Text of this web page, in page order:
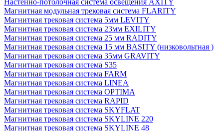
Настенно-потолочная система освещения AXITY
Магнитная модульная трековая система FLARITY
Магнитная трековая система 5мм LEVITY
Магнитная трековая система 23мм EXILITY
Магнитная трековая система 25 мм RADITY
Магнитная трековая система 15 мм BASITY (низковольтная )
Магнитная трековая система 35мм GRAVITY
Магнитная трековая система S35
Магнитная трековая система FARM
Магнитная трековая система LINEA
Магнитная трековая система OPTIMA
Магнитная трековая система RAPID
Магнитная трековая система SKYFLAT
Магнитная трековая система SKYLINE 220
Магнитная трековая система SKYLINE 48